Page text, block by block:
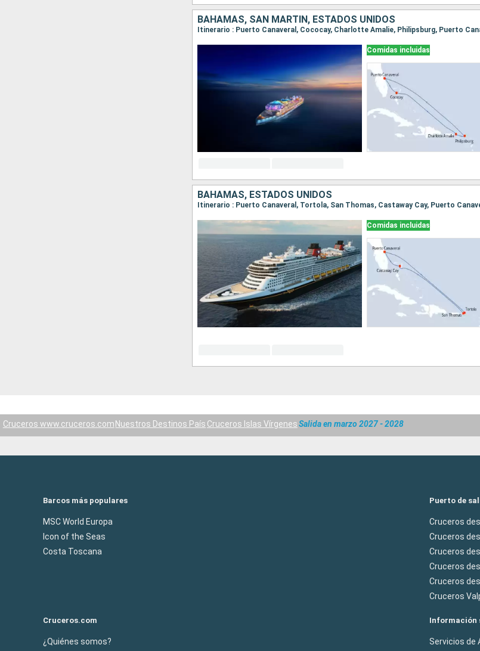
BAHAMAS, SAN MARTÍN, ESTADOS UNIDOS
Itinerario : Puerto Canaveral, Cococay, Charlotte Amalie, Philipsburg, Puerto
Comidas incluidas
BAHAMAS, ESTADOS UNIDOS
Itinerario : Puerto Canaveral, Tortola, San Thomas, Castaway Cay, Puerto
Comidas incluidas
Cruceros www.cruceros.com Nuestros Destinos País Cruceros Islas VírgenesSalida en marzo 2027 - 2028
Barcos más populares
MSC World Europa
Icon of the Seas
Costa Toscana
Puerto de
Cruceros
Cruceros
Cruceros
Cruceros
Cruceros
Cruceros
Cruceros.com
¿Quiénes somos?
Información
Servicios de